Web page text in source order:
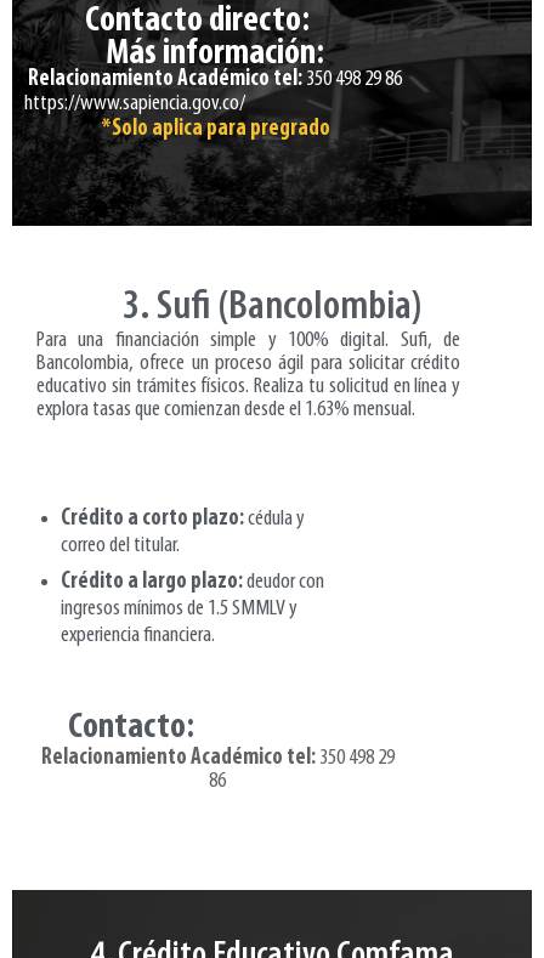
Contacto directo:
Más información:
Relacionamiento Académico tel: 350 498 29 86
https://www.sapiencia.gov.co/
*Solo aplica para pregrado
3. Sufi (Bancolombia)
Para una financiación simple y 100% digital. Sufi, de
Bancolombia, ofrece un proceso ágil para solicitar crédito
educativo sin trámites físicos. Realiza tu solicitud en línea y
explora tasas que comienzan desde el 1.63% mensual.
Crédito a corto plazo:cédula y
correo del titular.
Crédito a largo plazo:deudor con
ingresos mínimos de 1.5 SMMLV y
experiencia financiera.
Contacto:
Relacionamiento Académico tel:350 498 29
86